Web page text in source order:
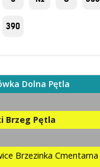
390
Dolna Pętla
Brzeg Pętla
Brzezinka Cmentarna